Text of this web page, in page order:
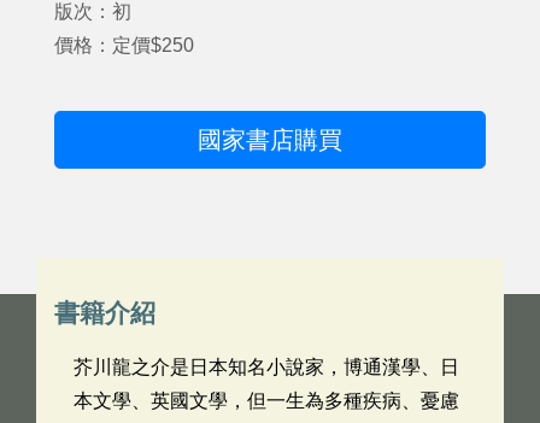
版次：初
價格：定價$250
國家書店購買
書籍介紹
芥川龍之介是日本知名小說家，博通漢學、日
本文學、英國文學，但一生為多種疾病、憂慮